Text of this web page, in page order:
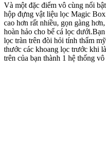
Và một đặc điểm vô cùng nổi
hộp đựng vật liệu lọc Magic
cao hơn rất nhiều, gọn gàng
hoàn hảo cho bể cá lọc
lọc tràn trên đòi hỏi tính thẩm
thước các khoang lọc trước khi
trên của bạn thành 1 hệ thống